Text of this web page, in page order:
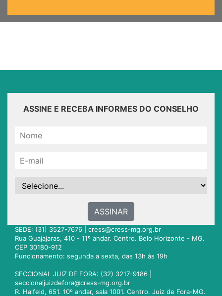
ASSINE E RECEBA INFORMES DO CONSELHO
ASSINAR
SEDE: (31) 3527-7676 | cress@cress-mg.org.br
Rua Guajajaras, 410 - 11º andar. Centro. Belo Horizonte - MG.
CEP 30180-912
Funcionamento: segunda a sexta, das 13h às 19h
SECCIONAL JUIZ DE FORA: (32) 3217-9186 |
seccionaljuizdefora@cress-mg.org.br
R. Halfeld, 651. 10º andar, sala 1001. Centro. Juiz de Fora-MG.